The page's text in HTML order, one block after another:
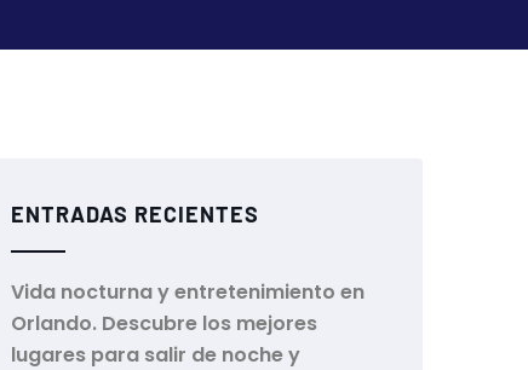
ENTRADAS RECIENTES
Vida nocturna y entretenimiento en
Orlando. Descubre los mejores
lugares para salir de noche y